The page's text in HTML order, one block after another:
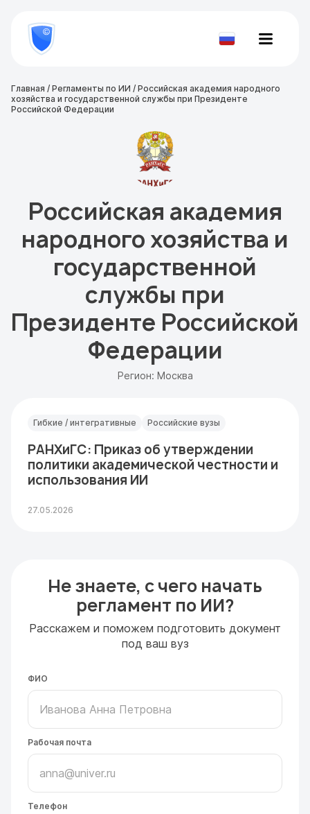
800
777-
81-Проверить
Главная / Регламенты по ИИ / Российская академия народного
хозяйства и государственной службы при Президенте
Российской Федерации
Российская академия
народного хозяйства и
государственной
службы при
Президенте Российской
Федерации
Регион: Москва
Гибкие / интегративные Российские вузы
РАНХиГС: Приказ об утверждении
политики академической честности и
использования ИИ
27.05.2026
Не знаете, с чего начать
регламент по ИИ?
Расскажем и поможем подготовить документ
под ваш вуз
ФИО
Рабочая почта
Телефон